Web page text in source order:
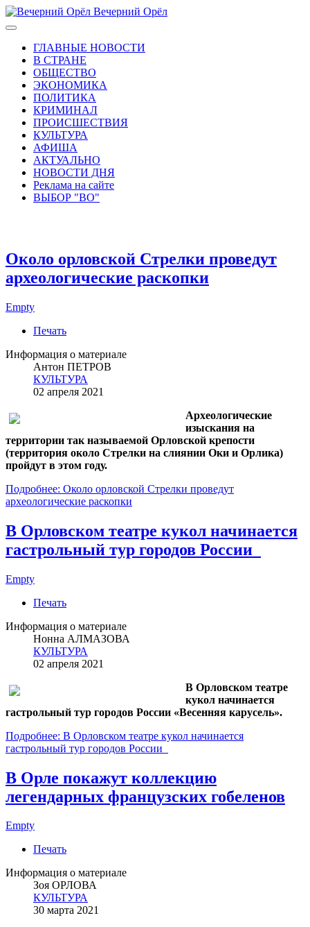
Вечерний Орёл
ГЛАВНЫЕ НОВОСТИ
В СТРАНЕ
ОБЩЕСТВО
ЭКОНОМИКА
ПОЛИТИКА
КРИМИНАЛ
ПРОИСШЕСТВИЯ
КУЛЬТУРА
АФИША
АКТУАЛЬНО
НОВОСТИ ДНЯ
Реклама на сайте
ВЫБОР "ВО"
Около орловской Стрелки проведут
археологические раскопки
Empty
Печать
Информация о материале
Антон ПЕТРОВ
КУЛЬТУРА
02 апреля 2021
Археологические
изыскания на
территории так называемой Орловской крепости
(территория около Стрелки на слиянии Оки и Орлика)
пройдут в этом году.
Подробнее: Около орловской Стрелки проведут
археологические раскопки
В Орловском театре кукол начинается
гастрольный тур городов России
Empty
Печать
Информация о материале
Нонна АЛМАЗОВА
КУЛЬТУРА
02 апреля 2021
В Орловском театре
кукол начинается
гастрольный тур городов России «Весенняя карусель».
Подробнее: В Орловском театре кукол начинается
гастрольный тур городов России
В Орле покажут коллекцию
легендарных французских гобеленов
Empty
Печать
Информация о материале
Зоя ОРЛОВА
КУЛЬТУРА
30 марта 2021